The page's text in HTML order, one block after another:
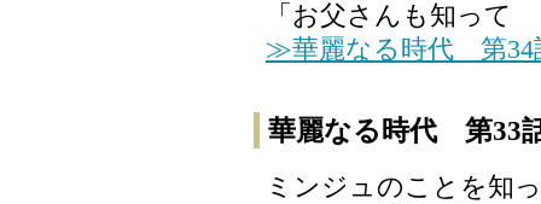
「お父さんも知って
≫華麗なる時代 第34
華麗なる時代 第33
ミンジュのことを知